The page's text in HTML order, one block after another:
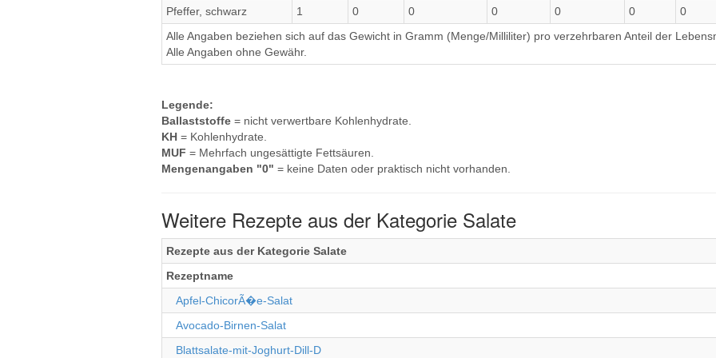
Pfeffer, schwarz
1 0 0 0 0 0 0
Alle Angaben beziehen sich auf das Gewicht in Gramm (Menge/Milliliter) pro verzehrbaren Anteil der
Alle Angaben ohne Gewähr.
Legende:
Ballaststoffe = nicht verwertbare Kohlenhydrate.
KH = Kohlenhydrate.
MUF = Mehrfach ungesättigte Fettsäuren.
Mengenangaben "0" = keine Daten oder praktisch nicht vorhanden.
Weitere Rezepte aus der Kategorie Salate
Rezepte aus der Kategorie Salate
Rezeptname
Apfel-ChicorÃ�e-Salat
Avocado-Birnen-Salat
Blattsalate-mit-Joghurt-Dill-D